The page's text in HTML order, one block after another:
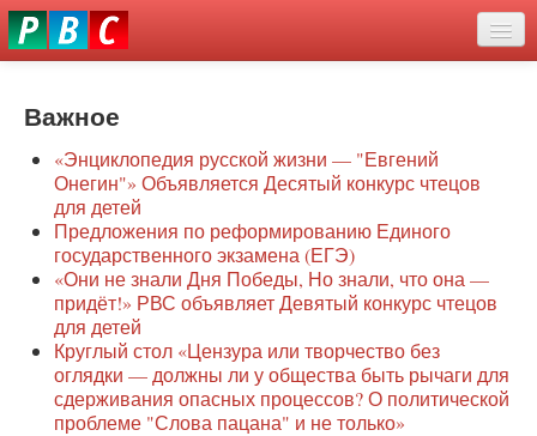
Перейти
к
О нас
Защита семей
Образование
Наше сопротивление
Регионы
Видео
Важное
«Энциклопедия русской жизни — "Евгений
Онегин"» Объявляется Десятый конкурс чтецов
для детей
Предложения по реформированию Единого
государственного экзамена (ЕГЭ)
«Они не знали Дня Победы, Но знали, что она —
придёт!» РВС объявляет Девятый конкурс чтецов
для детей
Круглый стол «Цензура или творчество без
оглядки — должны ли у общества быть рычаги для
сдерживания опасных процессов? О политической
проблеме "Слова пацана" и не только»